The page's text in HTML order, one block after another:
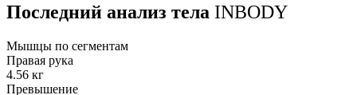
Последний анализ тела INBODY
Мышцы по сегментам
Правая рука
4.56 кг
Превышение